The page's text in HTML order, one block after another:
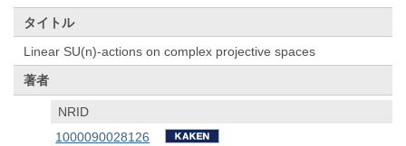
タイトル
Linear SU(n)-actions on complex projective spaces
著者
NRID
1000090028126